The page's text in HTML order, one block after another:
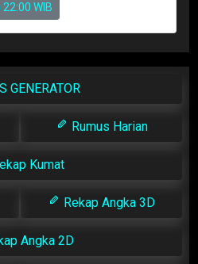
WIB
GENERATOR
Rumus Harian
Kumat
Rekap Angka 3D
Angka 2D